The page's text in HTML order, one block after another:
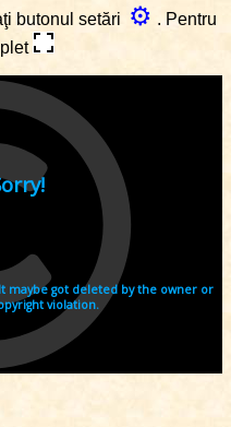
butonul setări ⚙ . Pentru